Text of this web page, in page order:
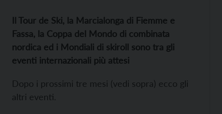
Il Tour de Ski, la Marcialonga di Fiemme e
Fassa, la Coppa del Mondo di combinata
nordica ed i Mondiali di skiroll sono tra gli
eventi internazionali più attesi
Dopo i prossimi tre mesi (vedi sopra) ecco gli
altri eventi.